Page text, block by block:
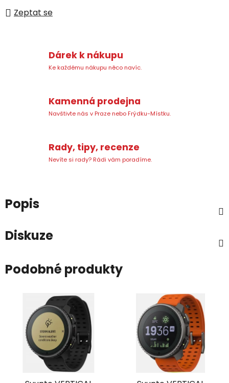
Zeptat se
Dárek k nákupu
Ke každému nákupu něco navíc.
Kamenná prodejna
Navštivte nás v Praze nebo Frýdku-Místku.
Rady, tipy, recenze
Nevíte si rady? Rádi vám poradíme.
Popis
Diskuze
Podobné produkty